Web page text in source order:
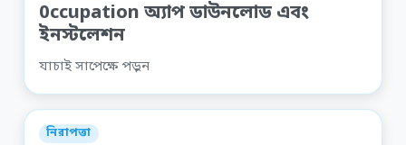
0ccupation অ্যাপ ডাউনলোড এবং
ইনস্টলেশন
যাচাই সাপেক্ষে পড়ুন
নিরাপত্তা